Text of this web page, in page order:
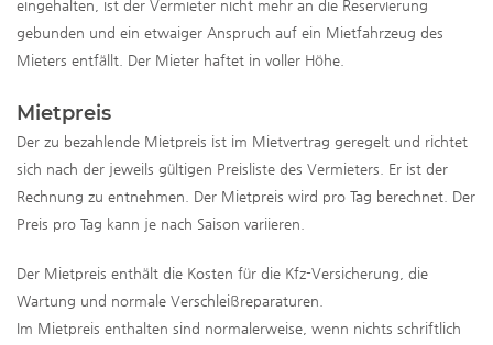
eingehalten, ist der Vermieter nicht mehr an die Reservierung
gebunden und ein etwaiger Anspruch auf ein Mietfahrzeug des
Mieters entfällt. Der Mieter haftet in voller Höhe.
Mietpreis
Der zu bezahlende Mietpreis ist im Mietvertrag geregelt und richtet
sich nach der jeweils gültigen Preisliste des Vermieters. Er ist der
Rechnung zu entnehmen. Der Mietpreis wird pro Tag berechnet. Der
Preis pro Tag kann je nach Saison variieren.
Der Mietpreis enthält die Kosten für die Kfz-Versicherung, die
Wartung und normale Verschleißreparaturen.
Im Mietpreis enthalten sind normalerweise, wenn nichts schriftlich